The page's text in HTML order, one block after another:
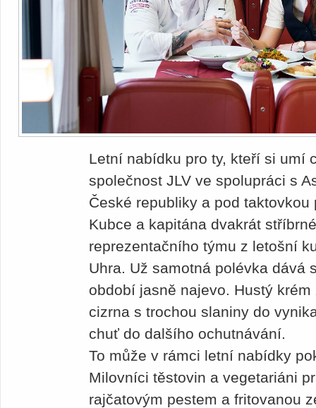
Letní nabídku pro ty, kteří si umí
společnost JLV ve spolupráci s
České republiky a pod
Kubce a kapitána dvakrát
reprezentačního týmu z letošní
Uhra. Už samotná polévka dává
období jasně najevo. Hustý
cizrna s trochou slaniny do
chuť do dalšího ochutnávání.
To může v rámci letní nabídky
Milovníci těstovin a vegetariáni
rajčatovým pestem a fritovanou